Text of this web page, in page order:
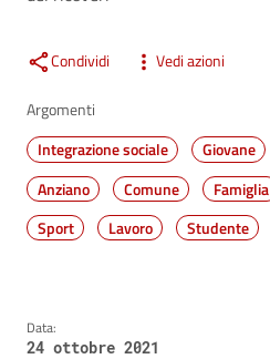
Condividi Vedi azioni
Argomenti
Integrazione sociale
Giovane
Anziano
Comune Famiglia
Sport
Lavoro Studente
Data:
24 ottobre 2021